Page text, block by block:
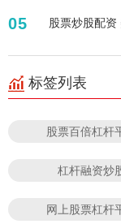
05 股票炒股配
标签列表
股票百倍杠杆
杠杆融资炒
网上股票杠杆